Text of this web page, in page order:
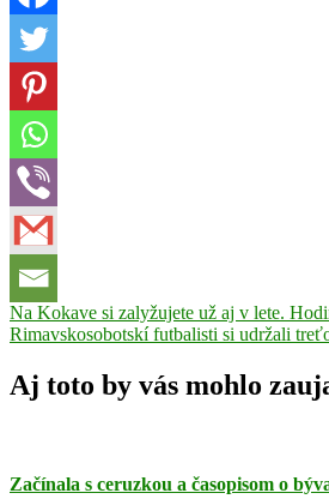
DHZ
Teplý
Navigácia
v
článku
Previous
Post:
Na Kokave si zalyžujete už aj v lete.
Next
Rimavskosobotskí futbalisti si udržali
Aj toto by vás mohlo
Začínala s ceruzkou a časopisom o